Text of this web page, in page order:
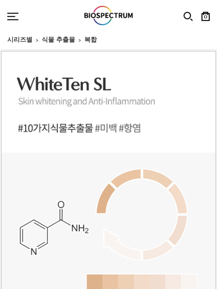
0
시리즈별 식물 추출물 복합